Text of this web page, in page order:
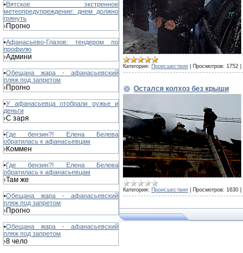
•Вятское экстренное
метеопредупреждение: днем должно
грянуть
›Прогно
•Афанасьево-Глазов: тендером по
профилю
›Админи
•Обещана жара - афанасьевский
пляж под запретом
›Прогно
•У афанасьевца отобрали ружье и
деньги
›С заря
•Где бензин?! Елена Белева
обратилась к афанасьевцам
›Коммен
•Где бензин?! Елена Белева
обратилась к афанасьевцам
›Там же
•Обещана жара - афанасьевский
пляж под запретом
›Прогно
•Обещана жара - афанасьевский
пляж под запретом
›8 чело
Категория: Происшествия Просмотров: 1752
Остался колхоз без крыши
Категория: Происшествия Просмотров: 1630